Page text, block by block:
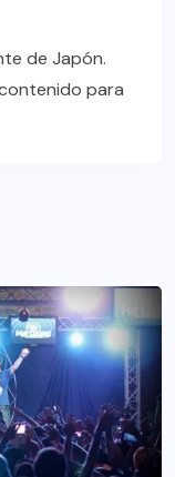
de Japón.
para